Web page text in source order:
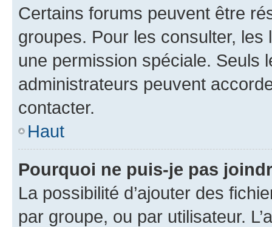
Certains forums peuvent être
groupes. Pour les consulter,
une permission spéciale. Seuls
administrateurs peuvent
contacter.
Haut
Pourquoi ne puis-je pas
La possibilité d’ajouter des
par groupe, ou par utilisateur.